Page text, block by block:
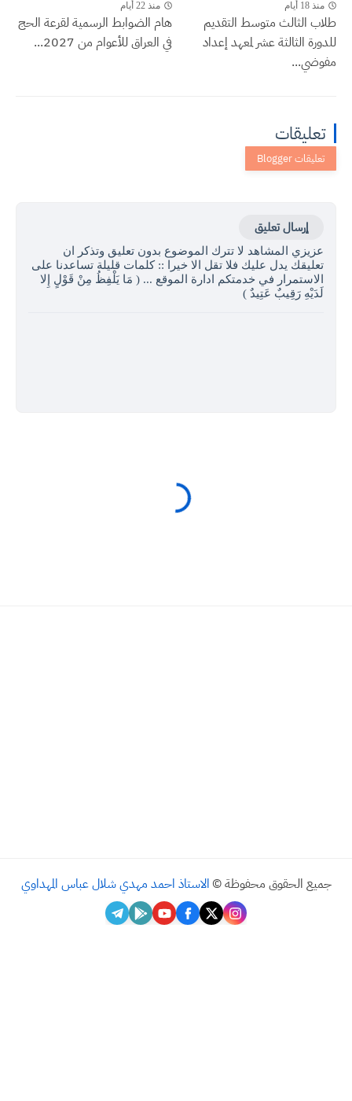
متوسط التقديم
عشر لمعهد إعداد
هام الضوابط الرسمية لقرعة الحج
في العراق للأعوام من 2027...
المشاهد لا تترك الموضوع بدون تعليق وتذكر ان
يدل عليك فلا تقل الا خيرا :: كلمات قليلة تساعدنا على
في خدمتكم ادارة الموقع ... ( مَا يَلْفِظُ مِنْ قَوْلٍ إِلا
عَتِيدٌ )
محفوظة © الاستاذ احمد مهدي شلال عباس المهداوي